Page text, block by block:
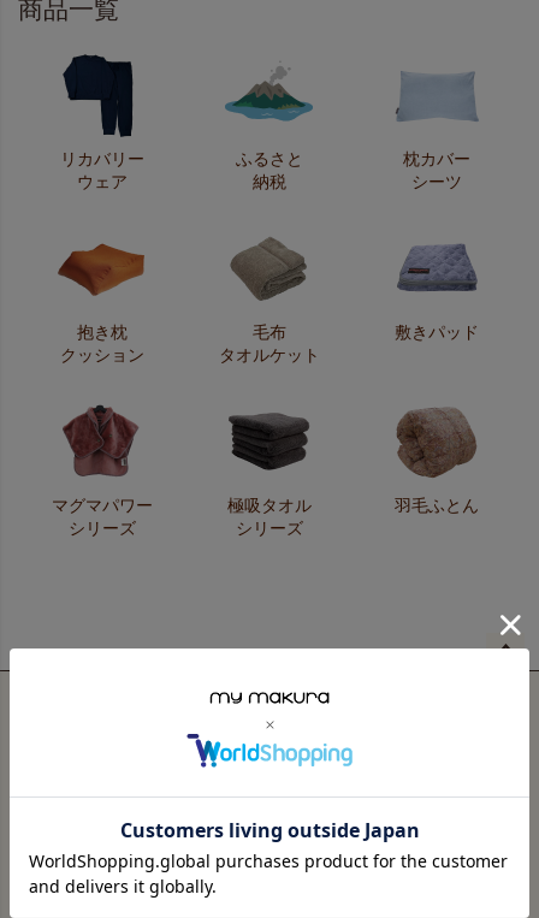
商品一覧
リカバリー
ウェア
ふるさと
納税
枕カバー
シーツ
抱き枕
クッション
毛布
タオルケット
敷きパッド
マグマパワー
シリーズ
極吸タオル
シリーズ
羽毛ふとん